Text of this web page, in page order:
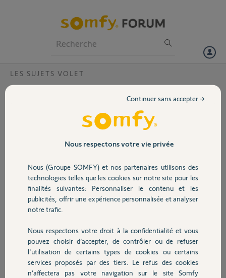
Volet
Sécurité
Domotique
Chauffage
Autres produits
LES SUJETS VOLET
J'ai mon volet qui est cassé et je cherche
une solution pour remplacer cette pièce.
Merci d'avance,
fulk F.
il y a plus d'un an
Participer au fil de discussion
Nous respectons votre vie privée
Nous (Groupe SOMFY) et nos partenaires utilisons des
technologies telles que les cookies sur notre site pour les
finalités suivantes: Personnaliser le contenu et les
publicités, offrir une expérience personnalisée et analyser
notre trafic.
Nous respectons votre droit à la confidentialité et vous
pouvez choisir d’accepter, de contrôler ou de refuser
l'utilisation de certains types de cookies ou certains
services proposés par des tiers. Le refus des cookies
n’affectera pas votre navigation sur le site Somfy
Continuer sans accepter →